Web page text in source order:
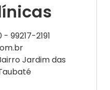
99217-2191
Jardim das